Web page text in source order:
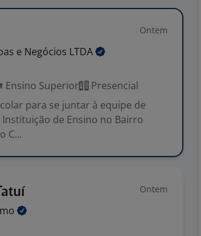
Ontem
e Negócios LTDA
Ensino Superior
Presencial
para se juntar à equipe de
de Ensino no Bairro
C...
Ontem